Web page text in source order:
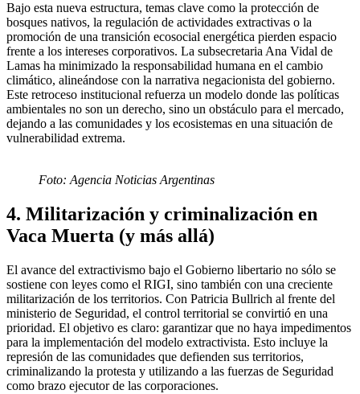
Bajo esta nueva estructura, temas clave como la protección de
bosques nativos, la regulación de actividades extractivas o la
promoción de una transición ecosocial energética pierden espacio
frente a los intereses corporativos. La subsecretaria Ana Vidal de
Lamas ha minimizado la responsabilidad humana en el cambio
climático, alineándose con la narrativa negacionista del gobierno.
Este retroceso institucional refuerza un modelo donde las políticas
ambientales no son un derecho, sino un obstáculo para el mercado,
dejando a las comunidades y los ecosistemas en una situación de
vulnerabilidad extrema.
Foto: Agencia Noticias Argentinas
4. Militarización y criminalización en
Vaca Muerta (y más allá)
El avance del extractivismo bajo el Gobierno libertario no sólo se
sostiene con leyes como el RIGI, sino también con una creciente
militarización de los territorios. Con Patricia Bullrich al frente del
ministerio de Seguridad, el control territorial se convirtió en una
prioridad. El objetivo es claro: garantizar que no haya impedimentos
para la implementación del modelo extractivista. Esto incluye la
represión de las comunidades que defienden sus territorios,
criminalizando la protesta y utilizando a las fuerzas de Seguridad
como brazo ejecutor de las corporaciones.